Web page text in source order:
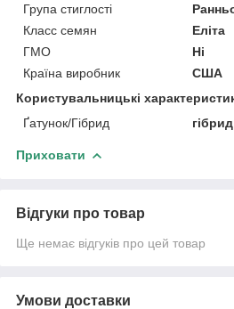
Група стиглості
Класс семян
Еліта
ГМО
Ні
Країна виробник
США
Користувальницькі
Ґатунок/Гібрид
гібрид
Приховати
Відгуки про товар
Ще немає відгуків про цей товар
Умови доставки